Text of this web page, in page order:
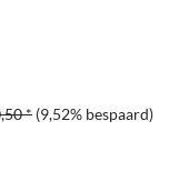
* (9,52% bespaard)